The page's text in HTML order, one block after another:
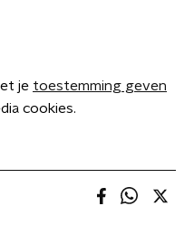
je toestemming geven
cookies.